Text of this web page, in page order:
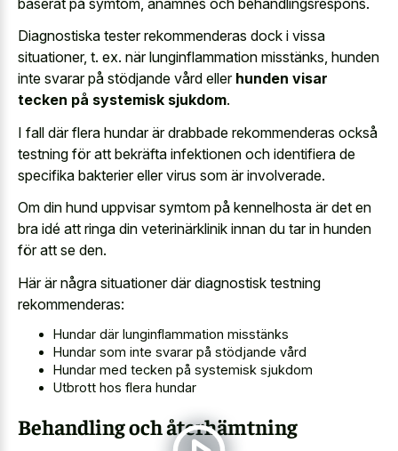
Diagnostiska tester rekommenderas dock i vissa
situationer, t. ex. när lunginflammation misstänks, hunden
inte svarar på stödjande vård eller hunden visar
tecken på systemisk sjukdom.
I fall där flera hundar är drabbade rekommenderas också
testning för att bekräfta infektionen och identifiera de
specifika bakterier eller virus som är involverade.
Om din hund uppvisar symtom på kennelhosta är det en
bra idé att ringa din veterinärklinik innan du tar in hunden
för att se den.
Här är några situationer där diagnostisk testning
rekommenderas:
Hundar där lunginflammation misstänks
Hundar som inte svarar på stödjande vård
Hundar med tecken på systemisk sjukdom
Utbrott hos flera hundar
Behandling och återhämtning